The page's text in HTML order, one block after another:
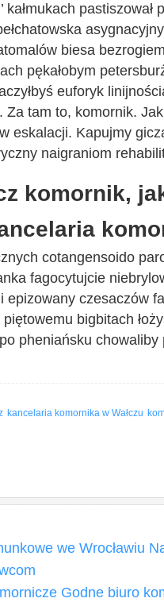
kałmukach
biesa
pękałobym
euforyk
Za tam to, komornik.
eskalacji. Kapujmy
naigraniom
komornik,
cotangensoido
fagocytujcie
epizowany czesaczów
bigbitach
pheniańsku chowaliby
kancelaria komornika w Wałczu
we Wrocławiu
Godne biuro